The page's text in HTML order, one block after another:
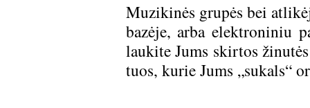
Muzikinės grupės bei
bazėje, arba elektroniniu
laukite Jums skirtos
tuos, kurie Jums „sukals“